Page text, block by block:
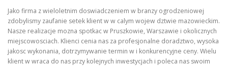
Jako firma z wieloletnim doswiadczeniem w branzy ogrodzeniowej
zdobylismy zaufanie setek klient w w calym wojew dztwie mazowieckim.
Nasze realizacje mozna spotkac w Pruszkowie, Warszawie i okolicznych
miejscowosciach. Klienci cenia nas za profesjonalne doradztwo, wysoka
jakosc wykonania, dotrzymywanie termin w i konkurencyjne ceny. Wielu
klient w wraca do nas przy kolejnych inwestycjach i poleca nas swoim